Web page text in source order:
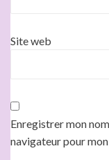
Site web
Enregistrer mon
navigateur pour